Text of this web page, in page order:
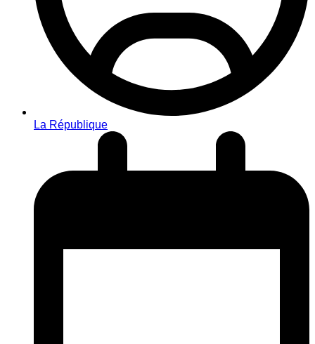
La République